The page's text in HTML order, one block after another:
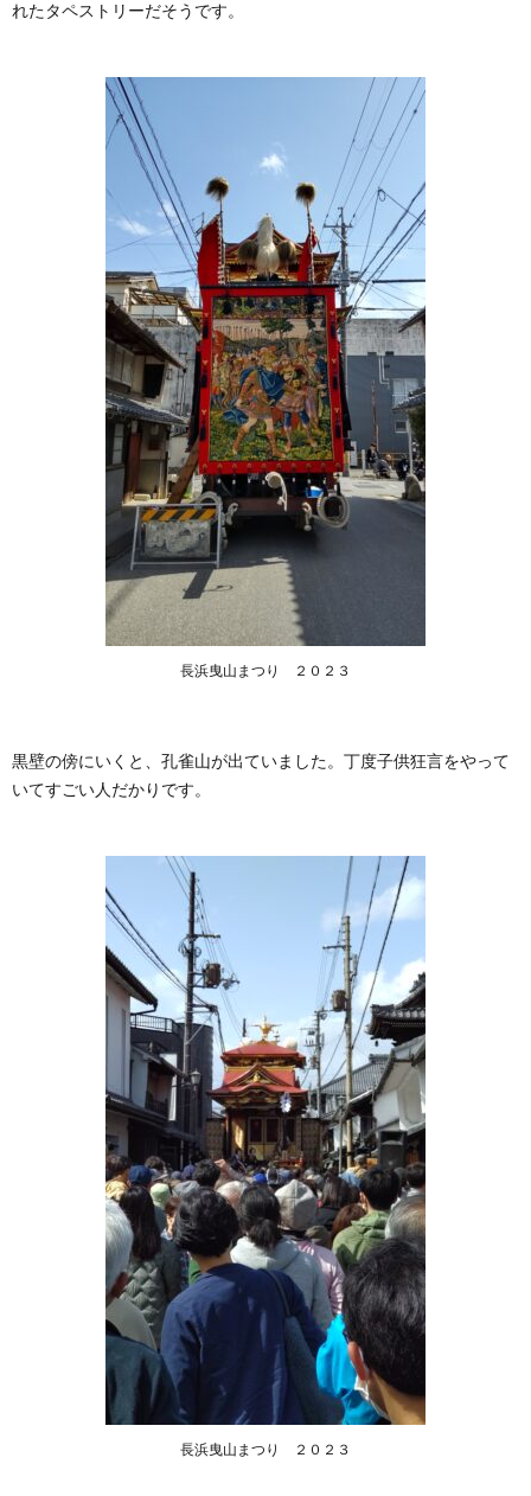
れたタペストリーだそうです。
長浜曳山まつり ２０２３
黒壁の傍にいくと、孔雀山が出ていました。丁度子供狂言をやって
いてすごい人だかりです。
長浜曳山まつり ２０２３